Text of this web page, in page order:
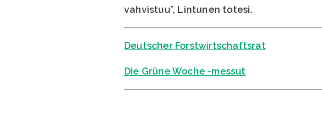
vahvistuu”, Lintunen totesi.
Deutscher Forstwirtschaftsrat
Die Grüne Woche -messut